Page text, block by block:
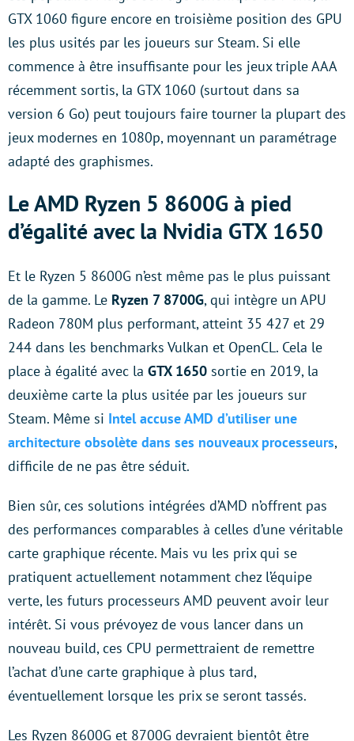
GTX 1060 figure encore en troisième position des GPU
les plus usités par les joueurs sur Steam. Si elle
commence à être insuffisante pour les jeux triple AAA
récemment sortis, la GTX 1060 (surtout dans sa
version 6 Go) peut toujours faire tourner la plupart des
jeux modernes en 1080p, moyennant un paramétrage
adapté des graphismes.
Le AMD Ryzen 5 8600G à pied
d’égalité avec la Nvidia GTX 1650
Et le Ryzen 5 8600G n’est même pas le plus puissant
de la gamme. Le Ryzen 7 8700G, qui intègre un APU
Radeon 780M plus performant, atteint 35 427 et 29
244 dans les benchmarks Vulkan et OpenCL. Cela le
place à égalité avec la GTX 1650 sortie en 2019, la
deuxième carte la plus usitée par les joueurs sur
Steam. Même si Intel accuse AMD d’utiliser une
architecture obsolète dans ses nouveaux processeurs,
difficile de ne pas être séduit.
Bien sûr, ces solutions intégrées d’AMD n’offrent pas
des performances comparables à celles d’une véritable
carte graphique récente. Mais vu les prix qui se
pratiquent actuellement notamment chez l’équipe
verte, les futurs processeurs AMD peuvent avoir leur
intérêt. Si vous prévoyez de vous lancer dans un
nouveau build, ces CPU permettraient de remettre
l’achat d’une carte graphique à plus tard,
éventuellement lorsque les prix se seront tassés.
Les Ryzen 8600G et 8700G devraient bientôt être